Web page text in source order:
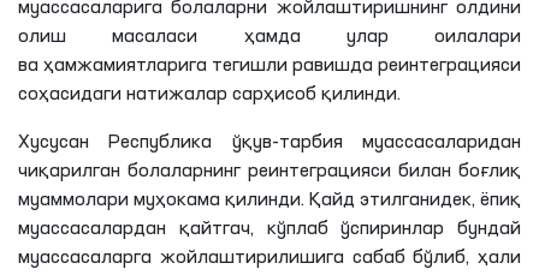
муассасаларига болаларни жойлаштиришнинг олдини
олиш масаласи ҳамда улар оилалари
ва ҳамжамиятларига тегишли равишда реинтеграцияси
соҳасидаги натижалар сарҳисоб қилинди.
Хусусан Республика ўқув-тарбия муассасаларидан
чиқарилган болаларнинг реинтеграцияси билан боғлиқ
муаммолари муҳокама қилинди. Қайд этилганидек, ёпиқ
муассасалардан қайтгач, кўплаб ўспиринлар бундай
муассасаларга жойлаштирилишига сабаб бўлиб, ҳали